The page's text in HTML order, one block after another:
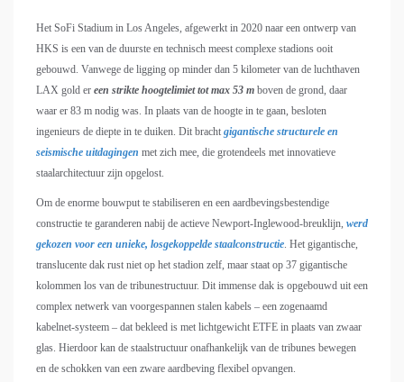
Het SoFi Stadium in Los Angeles, afgewerkt in 2020 naar een ontwerp van
HKS is een van de duurste en technisch meest complexe stadions ooit
gebouwd. Vanwege de ligging op minder dan 5 kilometer van de luchthaven
LAX gold er een strikte hoogtelimiet tot max 53 m boven de grond, daar
waar er 83 m nodig was. In plaats van de hoogte in te gaan, besloten
ingenieurs de diepte in te duiken. Dit bracht gigantische structurele en
seismische uitdagingen met zich mee, die grotendeels met innovatieve
staalarchitectuur zijn opgelost.
Om de enorme bouwput te stabiliseren en een aardbevingsbestendige
constructie te garanderen nabij de actieve Newport-Inglewood-breuklijn, werd
gekozen voor een unieke, losgekoppelde staalconstructie. Het gigantische,
translucente dak rust niet op het stadion zelf, maar staat op 37 gigantische
kolommen los van de tribunestructuur. Dit immense dak is opgebouwd uit een
complex netwerk van voorgespannen stalen kabels – een zogenaamd
kabelnet-systeem – dat bekleed is met lichtgewicht ETFE in plaats van zwaar
glas. Hierdoor kan de staalstructuur onafhankelijk van de tribunes bewegen
en de schokken van een zware aardbeving flexibel opvangen.